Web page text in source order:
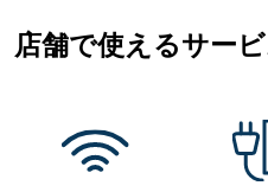
店舗で使えるサー